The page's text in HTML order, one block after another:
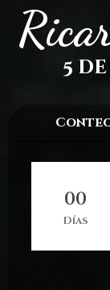
5
00
Días